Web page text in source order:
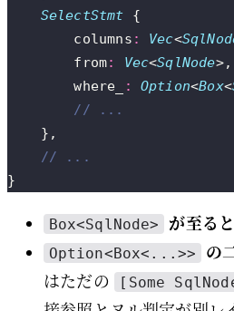
    SelectStmt
{
        columns
: Vec<
        from
: Vec<SqlNode>,
        where_
: Option<Box<
        // ...
    },
    // ...
}
Box<SqlNode> が至る
Option<Box<...>> の
はただの
[Some